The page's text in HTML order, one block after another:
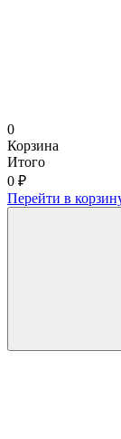
0
Корзина
Итого
0 ₽
Перейти в